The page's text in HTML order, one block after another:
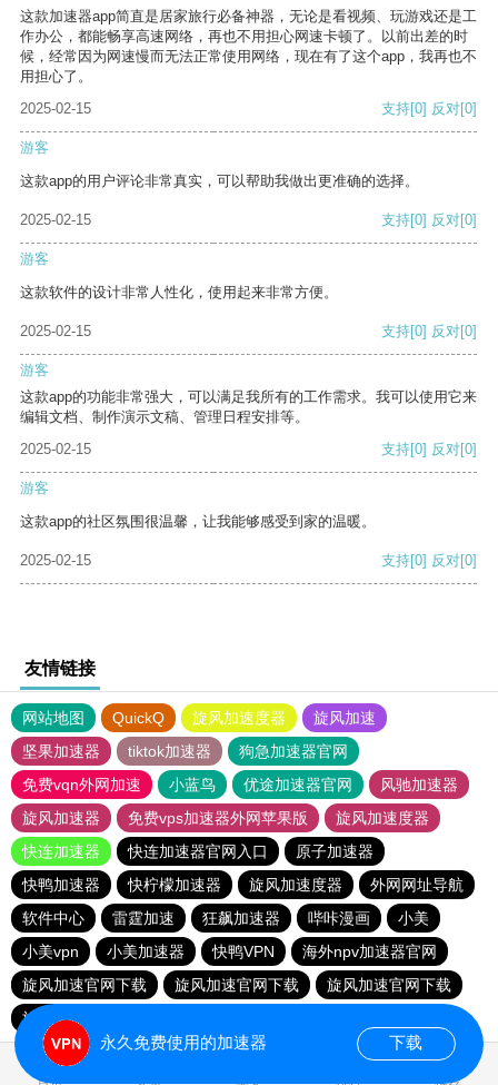
这款加速器app简直是居家旅行必备神器，无论是看视频、玩游戏还是工
作办公，都能畅享高速网络，再也不用担心网速卡顿了。以前出差的时
候，经常因为网速慢而无法正常使用网络，现在有了这个app，我再也不
用担心了。
2025-02-15
支持[0] 反对[0]
游客
这款app的用户评论非常真实，可以帮助我做出更准确的选择。
2025-02-15 支持[0] 反对[0]
游客
这款软件的设计非常人性化，使用起来非常方便。
2025-02-15 支持[0] 反对[0]
游客
这款app的功能非常强大，可以满足我所有的工作需求。我可以使用它来
编辑文档、制作演示文稿、管理日程安排等。
2025-02-15
支持[0] 反对[0]
游客
这款app的社区氛围很温馨，让我能够感受到家的温暖。
2025-02-15 支持[0] 反对[0]
友情链接
网站地图 QuickQ 旋风加速度器
旋风加速
坚果加速器
tiktok加速器
狗急加速器官网
免费vqn外网加速
小蓝鸟 优途加速器官网
风驰加速器
旋风加速器
免费vps加速器外网苹果版
旋风加速度器
快连加速器
快连加速器官网入口
原子加速器
快鸭加速器
快柠檬加速器 旋风加速度器
外网网址导航
软件中心
雷霆加速 狂飙加速器 哔咔漫画
小美
小美vpn
小美加速器 快鸭VPN
海外npv加速器官网
旋风加速官网下载
旋风加速官网下载
旋风加速官网下载
旋风加速官网下载
永久免费使用的加速器 下载